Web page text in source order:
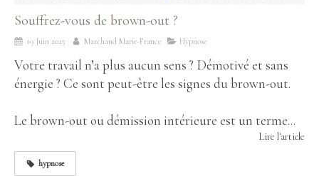
Souffrez-vous de brown-out ?
19 Juin 2025 Marchand Marie-France Hypnose
Votre travail n’a plus aucun sens ? Démotivé et sans
énergie ? Ce sont peut-être les signes du brown-out.
Le brown-out ou démission intérieure est un terme...
Lire l'article
hypnose